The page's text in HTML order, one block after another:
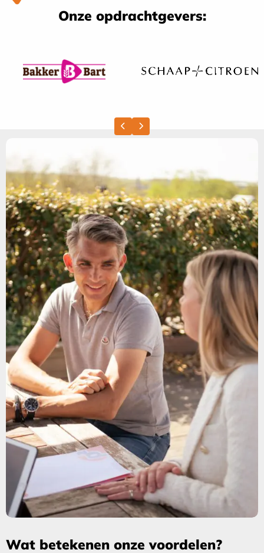
Onze opdrachtgevers:
Previous slide Next slide
Wat betekenen onze voordelen?